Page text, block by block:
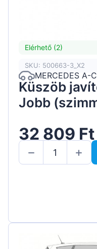
Elérhető (2)
SKU: 500663-3_X2
MERCEDES A-
Küszöb
Jobb
32 809 Ft